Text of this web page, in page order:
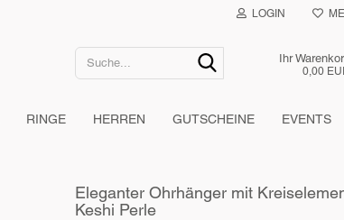
LOGIN
Ihr
0,00
RINGE HERREN GUTSCHEINE EVENTS
Eleganter Ohrhänger mit
Keshi Perle